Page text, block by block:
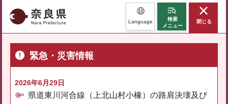
奈良県 Language
検索
メニュー
閉じる
緊急・災害情報
2026年6月29日
県道東川河合線（上北山村小橡）の路肩決壊及び